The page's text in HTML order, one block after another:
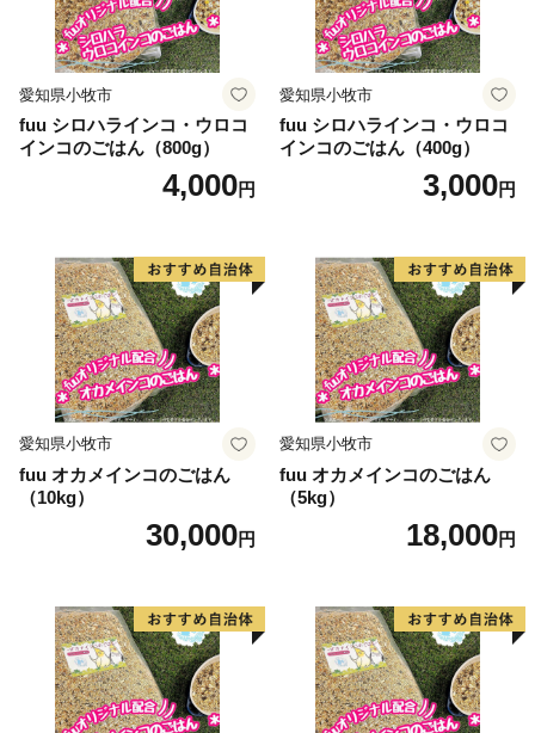
愛知県小牧市
fuu シロハラインコ・ウロコ
インコのごはん（800g）
4,000円
愛知県小牧市
fuu シロハラインコ・ウロコ
インコのごはん（400g）
3,000円
愛知県小牧市
fuu オカメインコのごはん
（10kg）
30,000円
愛知県小牧市
fuu オカメインコのごはん
（5kg）
18,000円